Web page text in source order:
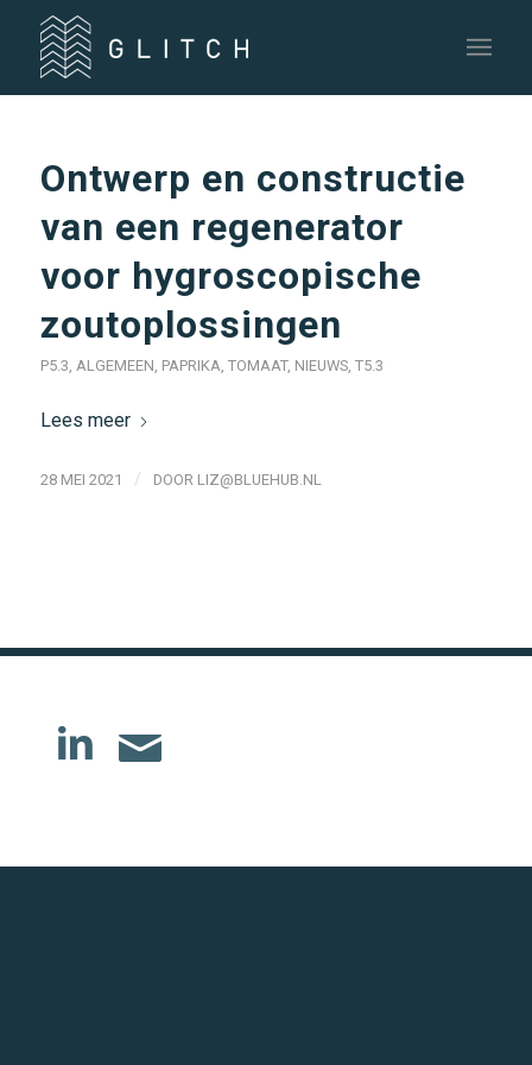
Ontwerp en constructie
van een regenerator
voor hygroscopische
zoutoplossingen
P5.3, ALGEMEEN, PAPRIKA, TOMAAT, NIEUWS, T5.3
Lees meer
28 MEI 2021 / DOOR LIZ@BLUEHUB.NL